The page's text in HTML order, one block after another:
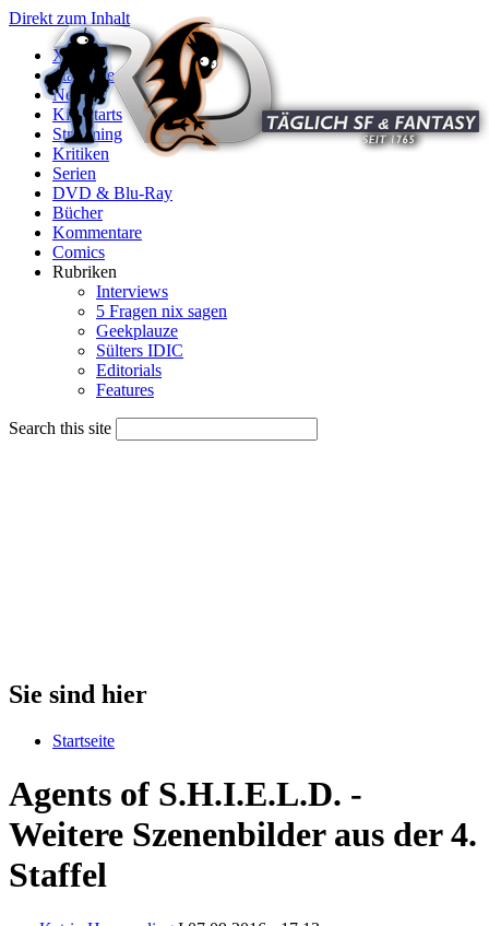
Direkt zum Inhalt
X
Startseite
News
Kinostarts
Streaming
Kritiken
Serien
DVD & Blu-Ray
Bücher
Kommentare
Comics
Rubriken
Interviews
5 Fragen nix sagen
Geekplauze
Sülters IDIC
Editorials
Features
Search this site
Sie sind hier
Startseite
Agents of S.H.I.E.L.D. -
Weitere Szenenbilder aus der 4.
Staffel